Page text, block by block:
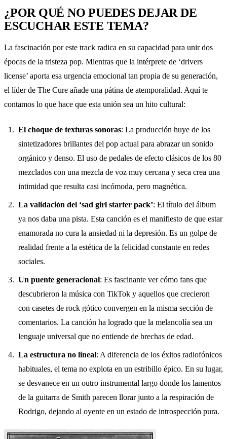
¿POR QUÉ NO PUEDES DEJAR DE
ESCUCHAR ESTE TEMA?
La fascinación por este track radica en su capacidad para unir dos
épocas de la tristeza pop. Mientras que la intérprete de ‘drivers
license’ aporta esa urgencia emocional tan propia de su generación,
el líder de The Cure añade una pátina de atemporalidad. Aquí te
contamos lo que hace que esta unión sea un hito cultural:
El choque de texturas sonoras: La producción huye de los
sintetizadores brillantes del pop actual para abrazar un sonido
orgánico y denso. El uso de pedales de efecto clásicos de los 80
mezclados con una mezcla de voz muy cercana y seca crea una
intimidad que resulta casi incómoda, pero magnética.
La validación del ‘sad girl starter pack’: El título del álbum
ya nos daba una pista. Esta canción es el manifiesto de que estar
enamorada no cura la ansiedad ni la depresión. Es un golpe de
realidad frente a la estética de la felicidad constante en redes
sociales.
Un puente generacional: Es fascinante ver cómo fans que
descubrieron la música con TikTok y aquellos que crecieron
con casetes de rock gótico convergen en la misma sección de
comentarios. La canción ha logrado que la melancolía sea un
lenguaje universal que no entiende de brechas de edad.
La estructura no lineal: A diferencia de los éxitos radiofónicos
habituales, el tema no explota en un estribillo épico. En su lugar,
se desvanece en un outro instrumental largo donde los lamentos
de la guitarra de Smith parecen llorar junto a la respiración de
Rodrigo, dejando al oyente en un estado de introspección pura.